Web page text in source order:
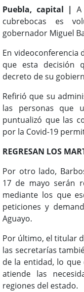
Puebla, capital |
cubrebocas es
gobernador Miguel
En videoconferencia
que esta decisión
decreto de su
Refirió que su
las personas que
puntualizó que las
por la Covid-19
REGRESAN LOS
Por otro lado,
17 de mayo serán
mediante los que
peticiones y
Aguayo.
Por último, el titular
las secretarías
de la entidad, lo
atiende las
regiones del estado.